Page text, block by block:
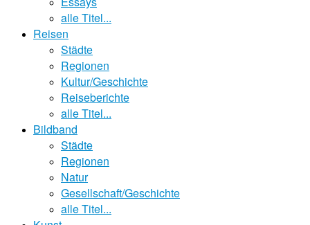
alle Titel...
Reisen
Städte
Regionen
Kultur/Geschichte
Reiseberichte
alle Titel...
Bildband
Städte
Regionen
Natur
Gesellschaft/Geschichte
alle Titel...